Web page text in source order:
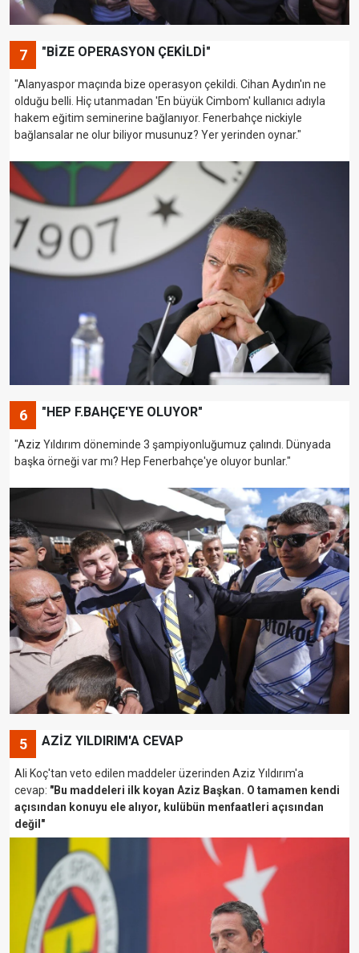
7 "BİZE OPERASYON ÇEKİLDİ"
"Alanyaspor maçında bize operasyon çekildi. Cihan Aydın'ın ne
olduğu belli. Hiç utanmadan 'En büyük Cimbom' kullanıcı adıyla
hakem eğitim seminerine bağlanıyor. Fenerbahçe nickiyle
bağlansalar ne olur biliyor musunuz? Yer yerinden oynar."
6 "HEP F.BAHÇE'YE OLUYOR"
"Aziz Yıldırım döneminde 3 şampiyonluğumuz çalındı. Dünyada
başka örneği var mı? Hep Fenerbahçe'ye oluyor bunlar."
5 AZİZ YILDIRIM'A CEVAP
Ali Koç'tan veto edilen maddeler üzerinden Aziz Yıldırım'a
cevap: "Bu maddeleri ilk koyan Aziz Başkan. O tamamen kendi
açısından konuyu ele alıyor, kulübün menfaatleri açısından
değil"